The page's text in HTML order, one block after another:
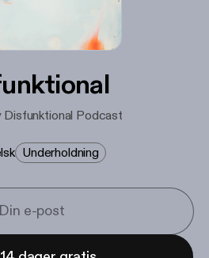
Disfunktional Podcast
Underholdning